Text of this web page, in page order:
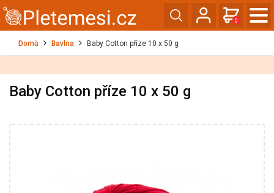
0
Domů Bavlna Baby Cotton příze 10 x 50 g
Baby Cotton příze 10 x 50 g